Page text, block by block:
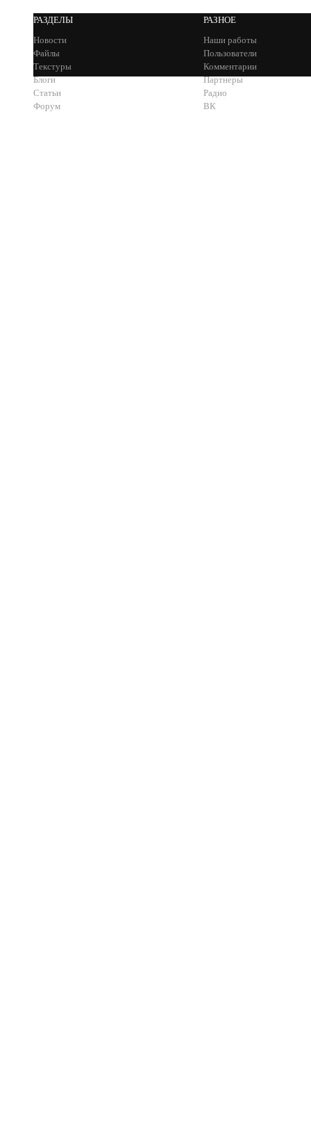
РАЗДЕЛЫ
Новости
Файлы
Текстуры
Блоги
Статьи
Форум
РАЗНОЕ
Наши работы
Пользователи
Комментарии
Партнеры
Радио
ВК